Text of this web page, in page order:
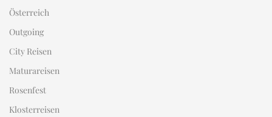
Österreich
Outgoing
City Reisen
Maturareisen
Rosenfest
Klosterreisen